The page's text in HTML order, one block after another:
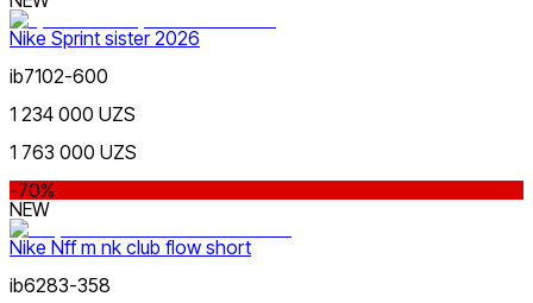
Nike Sprint sister 2026
ib7102-600
1 234 000 UZS
1 763 000 UZS
-70%
NEW
Nike Nff m nk club flow short
ib6283-358